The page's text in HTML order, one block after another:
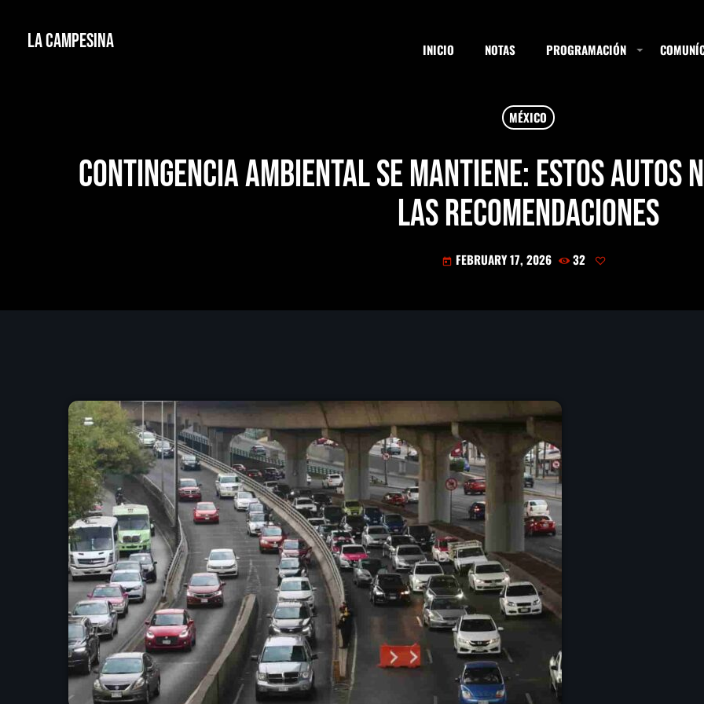
La Campesina INICIO NOTAS PROGRAMACIÓN
SEARCH
MÉXICO
Contingencia ambiental se mantiene: Estos autos
las recomendaciones
today FEBRUARY 17, 2026 32